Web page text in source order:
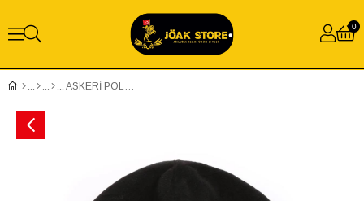
0
ASKERİ POLAR BERE - SİYAH